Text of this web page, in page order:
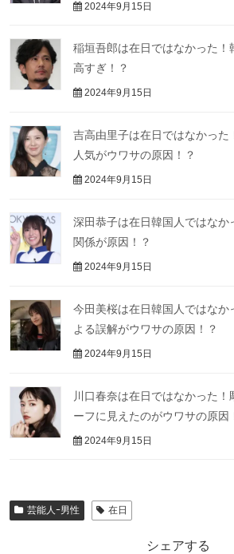
2024年9月15日
稲垣吾郎は在日ではなかった！
高すぎ！？
2024年9月15日
吉高由里子は在日ではなかった
人気がウワサの原因！？
2024年9月15日
深田恭子は在日韓国人ではなか
関係が原因！？
2024年9月15日
今田美桜は在日韓国人ではなか
よる誤解がウワサの原因！？
2024年9月15日
川口春奈は在日ではなかった
ーフに見えたのがウワサの原因
2024年9月15日
芸能人ｰ男性 在日
シェアする